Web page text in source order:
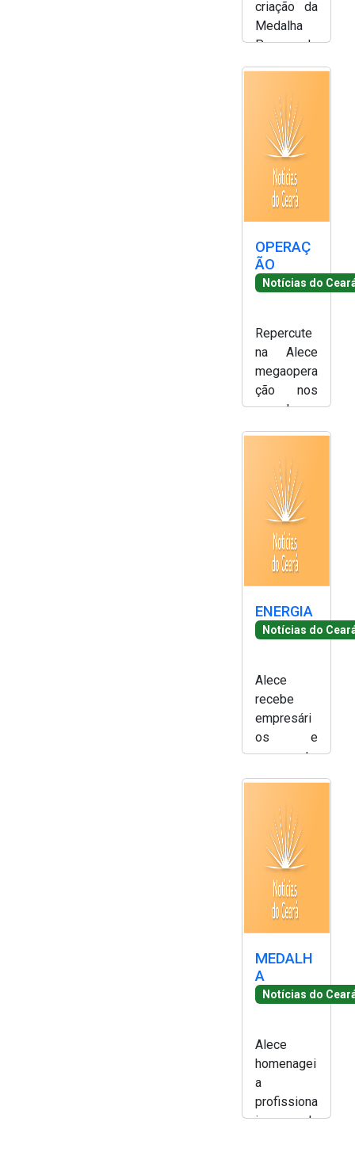
criação da
Medalha
Paes de
Andrade -
Silva
OPERAÇ
ÃO
Notícias do
Repercute
na Alece
megaopera
ção nos
complexos
do Alemão
Rio de
Janeiro -
Simony
Silva
ENERGIA
Notícias do
Alece
recebe
empresári
os e
representa
ntes do
energias
renováveis
no Ceará -
Simony
Silva
MEDALH
A
Notícias do
Alece
homenagei
a
profissiona
is da